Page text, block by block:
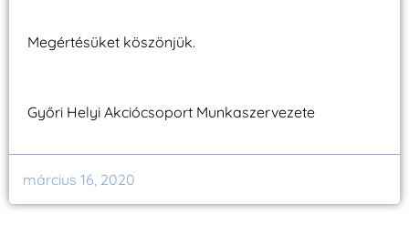
Megértésüket köszönjük.
Győri Helyi Akciócsoport Munkaszervezete
március 16, 2020